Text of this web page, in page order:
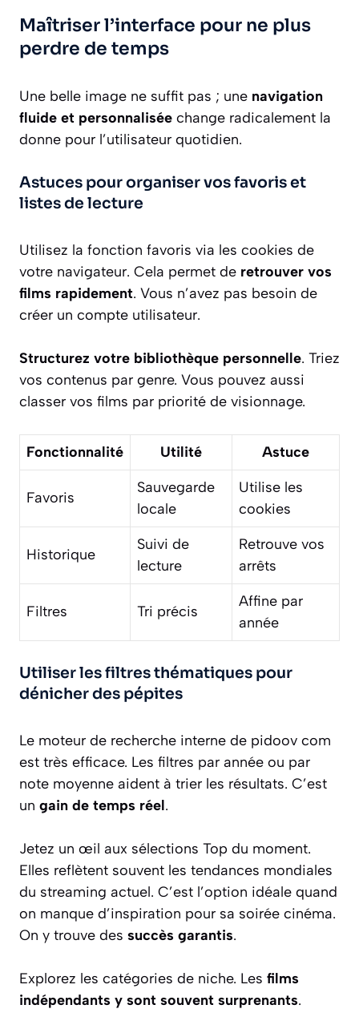
Maîtriser l’interface pour ne plus
perdre de temps
Une belle image ne suffit pas ; une navigation
fluide et personnalisée change radicalement la
donne pour l’utilisateur quotidien.
Astuces pour organiser vos favoris et
listes de lecture
Utilisez la fonction favoris via les cookies de
votre navigateur. Cela permet de retrouver vos
films rapidement. Vous n’avez pas besoin de
créer un compte utilisateur.
Structurez votre bibliothèque personnelle. Triez
vos contenus par genre. Vous pouvez aussi
classer vos films par priorité de visionnage.
Fonctionnalité Utilité Astuce
Favoris
Sauvegarde
locale
Utilise les
cookies
Historique
Suivi de
lecture
Retrouve vos
arrêts
Filtres Tri précis
Affine par
année
Utiliser les filtres thématiques pour
dénicher des pépites
Le moteur de recherche interne de pidoov com
est très efficace. Les filtres par année ou par
note moyenne aident à trier les résultats. C’est
un gain de temps réel.
Jetez un œil aux sélections Top du moment.
Elles reflètent souvent les tendances mondiales
du streaming actuel. C’est l’option idéale quand
on manque d’inspiration pour sa soirée cinéma.
On y trouve des succès garantis.
Explorez les catégories de niche. Les films
indépendants y sont souvent surprenants.